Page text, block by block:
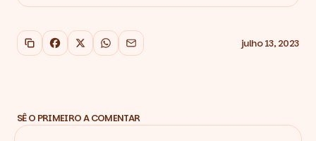
Copiar link
Facebook
X WhatsApp
Email julho 13, 2023
SÊ O PRIMEIRO A COMENTAR